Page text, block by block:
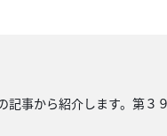
事から紹介します。第